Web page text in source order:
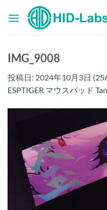
IMG_9008
投稿日: 2024年10月3日 (
ESPTIGER マウスパッド